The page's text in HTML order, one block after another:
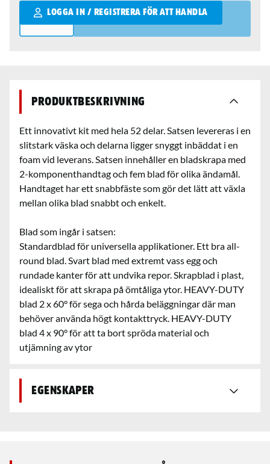
LOGGA IN / REGISTRERA FÖR ATT HANDLA
Qantity
Produktbeskrivning
Ett innovativt kit med hela 52 delar. Satsen levereras i en
slitstark väska och delarna ligger snyggt inbäddat i en
foam vid leverans. Satsen innehåller en bladskrapa med
2-komponenthandtag och fem blad för olika ändamål.
Handtaget har ett snabbfäste som gör det lätt att växla
mellan olika blad snabbt och enkelt.
Blad som ingår i satsen:
Standardblad för universella applikationer. Ett bra all-
round blad. Svart blad med extremt vass egg och
rundade kanter för att undvika repor. Skrapblad i plast,
idealiskt för att skrapa på ömtåliga ytor. HEAVY-DUTY
blad 2 x 60° för sega och hårda beläggningar där man
behöver använda högt kontakttryck. HEAVY-DUTY
blad 4 x 90° för att ta bort spröda material och
utjämning av ytor
Egenskaper